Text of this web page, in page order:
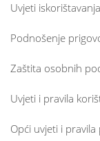
Uvjeti
Podnošenje
Zaštita osobnih
Uvjeti i pravila
Opći uvjeti i